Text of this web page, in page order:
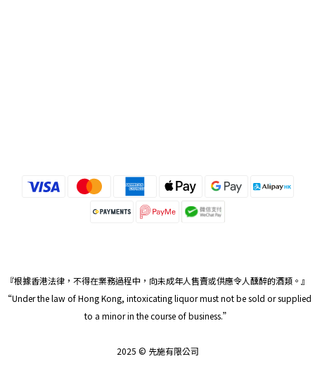
『根據香港法律，不得在業務過程中，向未成年人售賣或供應令人醺醉的酒類。』
“Under the law of Hong Kong, intoxicating liquor must not be sold or supplied
to a minor in the course of business.”
2025 © 先施有限公司